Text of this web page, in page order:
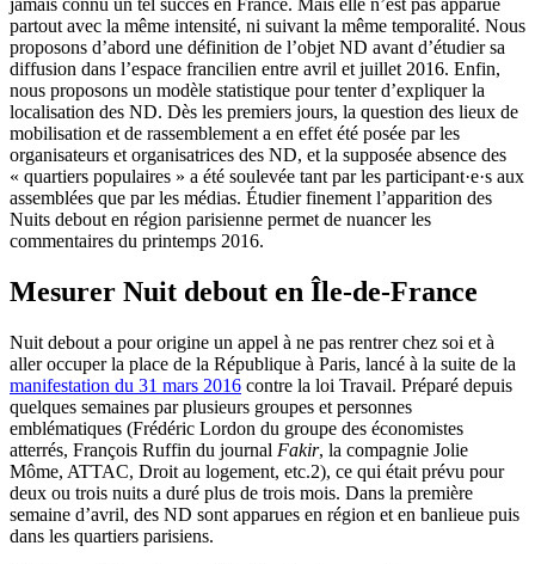
partout avec la même intensité, ni suivant la même temporalité. Nous
proposons d’abord une définition de l’objet ND avant d’étudier sa
diffusion dans l’espace francilien entre avril et juillet 2016. Enfin,
nous proposons un modèle statistique pour tenter d’expliquer la
localisation des ND. Dès les premiers jours, la question des lieux de
mobilisation et de rassemblement a en effet été posée par les
organisateurs et organisatrices des ND, et la supposée absence des
« quartiers populaires » a été soulevée tant par les participant·e·s aux
assemblées que par les médias. Étudier finement l’apparition des
Nuits debout en région parisienne permet de nuancer les
commentaires du printemps 2016.
Mesurer Nuit debout en Île-de-France
Nuit debout a pour origine un appel à ne pas rentrer chez soi et à
aller occuper la place de la République à Paris, lancé à la suite de la
manifestation du 31 mars 2016 contre la loi Travail. Préparé depuis
quelques semaines par plusieurs groupes et personnes
emblématiques (Frédéric Lordon du groupe des économistes
atterrés, François Ruffin du journal Fakir, la compagnie Jolie
Môme, ATTAC, Droit au logement, etc.2), ce qui était prévu pour
deux ou trois nuits a duré plus de trois mois. Dans la première
semaine d’avril, des ND sont apparues en région et en banlieue puis
dans les quartiers parisiens.